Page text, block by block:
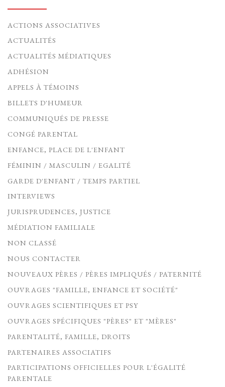
ACTIONS ASSOCIATIVES
ACTUALITÉS
ACTUALITÉS MÉDIATIQUES
ADHÉSION
APPELS À TÉMOINS
BILLETS D'HUMEUR
COMMUNIQUÉS DE PRESSE
CONGÉ PARENTAL
ENFANCE, PLACE DE L'ENFANT
FÉMININ / MASCULIN / EGALITÉ
GARDE D'ENFANT / TEMPS PARTIEL
INTERVIEWS
JURISPRUDENCES, JUSTICE
MÉDIATION FAMILIALE
NON CLASSÉ
NOUS CONTACTER
NOUVEAUX PÈRES / PÈRES IMPLIQUÉS / PATERNITÉ
OUVRAGES "FAMILLE, ENFANCE ET SOCIÉTÉ"
OUVRAGES SCIENTIFIQUES ET PSY
OUVRAGES SPÉCIFIQUES "PÈRES" ET "MÈRES"
PARENTALITÉ, FAMILLE, DROITS
PARTENAIRES ASSOCIATIFS
PARTICIPATIONS OFFICIELLES POUR L'ÉGALITÉ
PARENTALE